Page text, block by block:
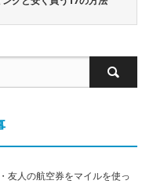
友人の航空券をマイルを使っ